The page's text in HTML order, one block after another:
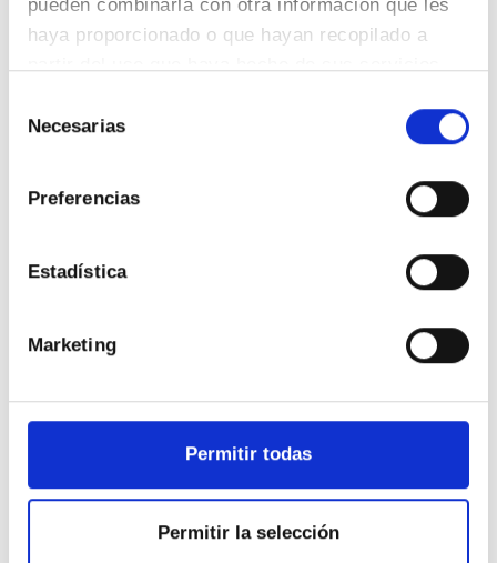
pueden combinarla con otra información que les
haya proporcionado o que hayan recopilado a
partir del uso que haya hecho de sus servicios.
Necesarias
Preferencias
Estadística
Marketing
Permitir todas
Permitir la selección
control de plagas de
confianza
Certificada con el Sistema ISO
9001 y ISO 14001